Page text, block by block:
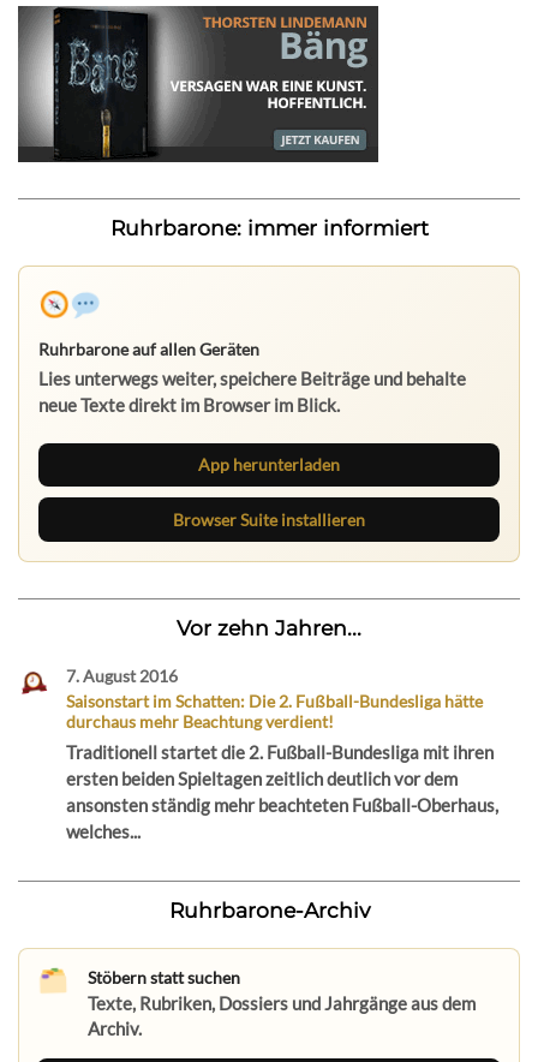
Ruhrbarone: immer informiert
Ruhrbarone auf allen Geräten
Lies unterwegs weiter, speichere Beiträge und behalte
neue Texte direkt im Browser im Blick.
App herunterladen
Browser Suite installieren
Vor zehn Jahren...
7. August 2016
Saisonstart im Schatten: Die 2. Fußball-Bundesliga hätte
durchaus mehr Beachtung verdient!
Traditionell startet die 2. Fußball-Bundesliga mit ihren
ersten beiden Spieltagen zeitlich deutlich vor dem
ansonsten ständig mehr beachteten Fußball-Oberhaus,
welches...
Ruhrbarone-Archiv
Stöbern statt suchen
Texte, Rubriken, Dossiers und Jahrgänge aus dem
Archiv.